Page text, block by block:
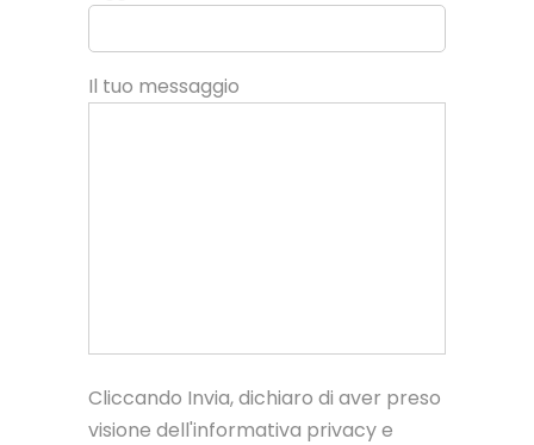
Il tuo messaggio
Cliccando Invia, dichiaro di aver preso
visione dell'informativa privacy e